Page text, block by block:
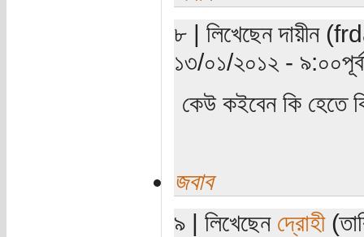
৮ | লিখেছেন দায়ীন
১৩/০১/২০১২ -
কেউ কইবেন কি হেতে
জবাব
৯ | লিখেছেন দ্রোহী